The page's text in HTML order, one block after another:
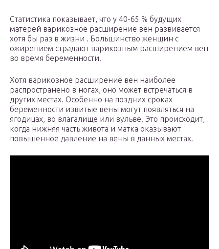
Статистика показывает, что у 40-65 % будущих
матерей варикозное расширение вен развивается
хотя бы раз в жизни . Большинство женщин с
ожирением страдают варикозным расширением вен
во время беременности.
Хотя варикозное расширение вен наиболее
распространено в ногах, оно может встречаться в
других местах. Особенно на поздних сроках
беременности извитые вены могут появляться на
ягодицах, во влагалище или вульве. Это происходит,
когда нижняя часть живота и матка оказывают
повышенное давление на вены в данных местах.